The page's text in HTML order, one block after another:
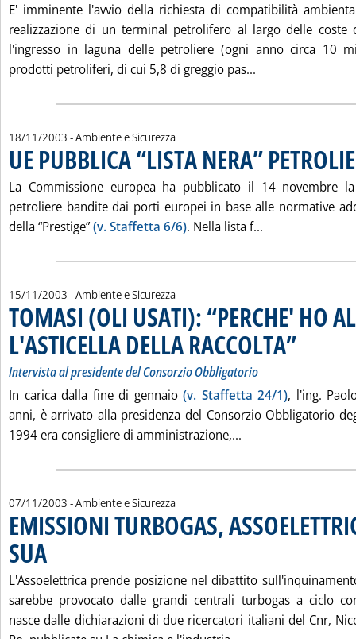
E' imminente l'avvio della richiesta di compatibilità
realizzazione di un terminal petrolifero al largo delle coste
l'ingresso in laguna delle petroliere (ogni anno circa 10
prodotti petroliferi, di cui 5,8 di greggio pas...
18/11/2003 - Ambiente e Sicurezza
UE PUBBLICA “LISTA NERA”
La Commissione europea ha pubblicato il 14 novembre
petroliere bandite dai porti europei in base alle normative
della “Prestige”(v. Staffetta 6/6). Nella lista f...
15/11/2003 - Ambiente e Sicurezza
TOMASI (OLI USATI): “PERCHE' HO
L'ASTICELLA DELLA RACCOLTA”. Sottotitolo:
. Pubblicata
Intervista al presidente del Consorzio Obbligatorio
In carica dalla fine di gennaio(v. Staffetta 24/1), l'ing.
anni, è arrivato alla presidenza del Consorzio Obbligatorio
1994 era consigliere di amministrazione,...
07/11/2003 - Ambiente e Sicurezza
EMISSIONI TURBOGAS,
SUA
L'Assoelettrica prende posizione nel dibattito
sarebbe provocato dalle grandi centrali turbogas a ciclo
nasce dalle dichiarazioni di due ricercatori italiani del Cnr,